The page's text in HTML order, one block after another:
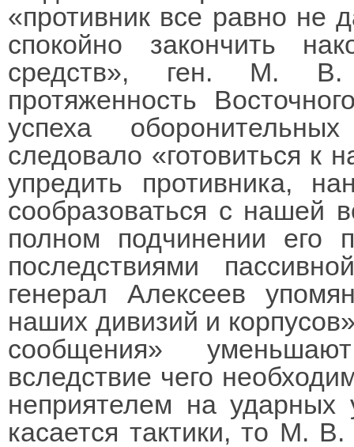
«противник все равно не
спокойно закончить
средств», ген. М. В.
протяженность
успеха
следовало «готовиться к
упредить противника,
сообразоваться с нашей
полном подчинении его
последствиями
генерал Алексеев
наших дивизий и
сообщения»
вследствие чего
неприятелем на ударных
касается тактики, то М.